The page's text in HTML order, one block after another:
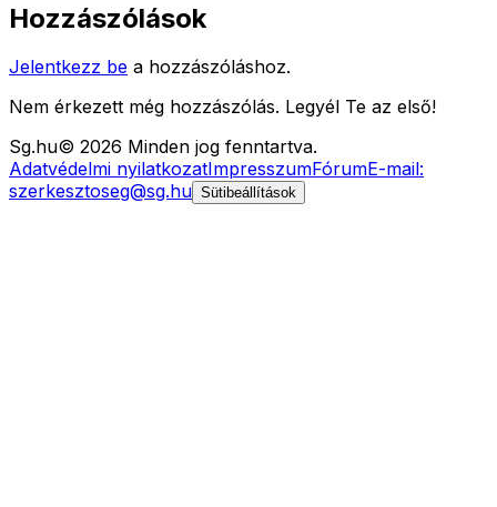
Hozzászólások
Jelentkezz be a hozzászóláshoz.
Nem érkezett még hozzászólás. Legyél Te az első!
Sg.hu© 2026 Minden jog fenntartva.
Adatvédelmi nyilatkozatImpresszumFórumE-mail:
szerkesztoseg@sg.hu Sütibeállítások